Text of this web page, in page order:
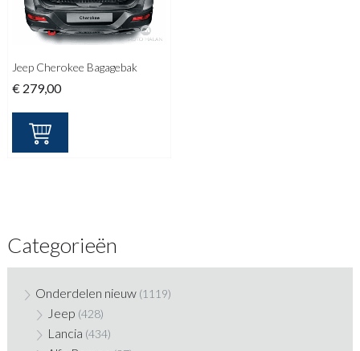
Jeep Cherokee Bagagebak
€ 279,00
Categorieën
Onderdelen nieuw (1119)
Jeep (428)
Lancia (434)